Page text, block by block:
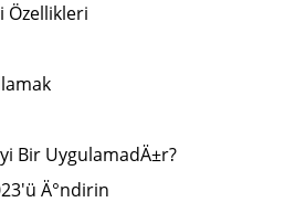
Özellikleri
Bir UygulamadÄ±r?
Ä°ndirin